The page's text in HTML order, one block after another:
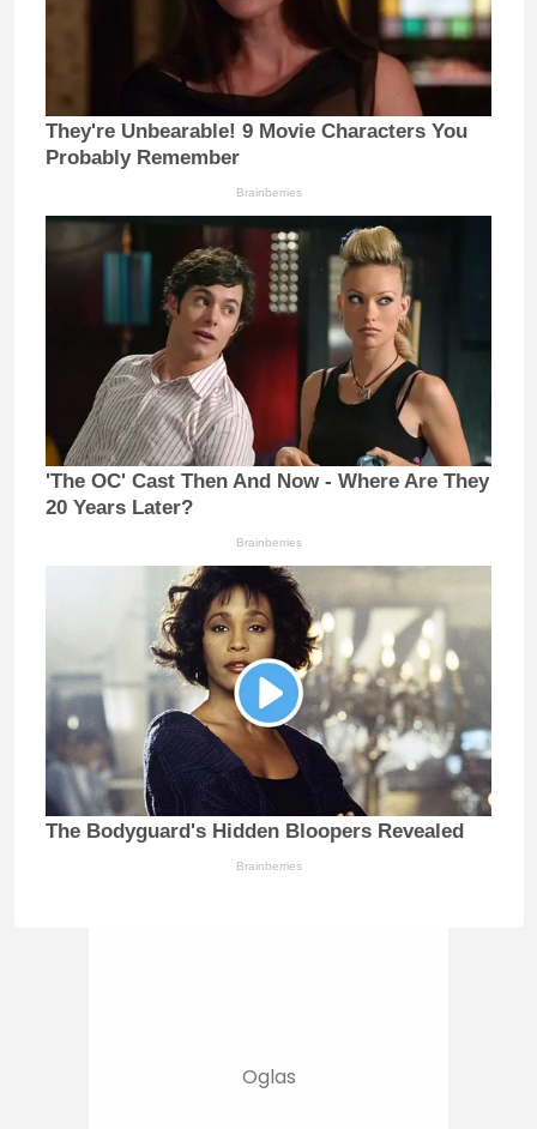
They're Unbearable! 9 Movie Characters You
Probably Remember
Brainberries
'The OC' Cast Then And Now - Where Are They
20 Years Later?
Brainberries
The Bodyguard's Hidden Bloopers Revealed
Brainberries